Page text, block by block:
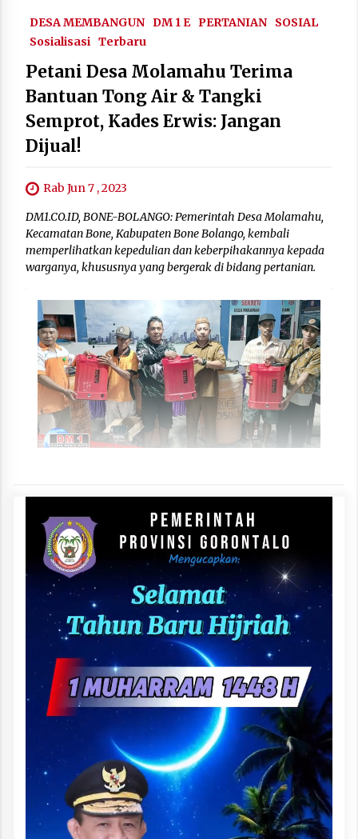
DESA MEMBANGUN DM 1 E PERTANIAN
SOSIAL
Sosialisasi Terbaru
Petani Desa Molamahu Terima
Bantuan Tong Air & Tangki
Semprot, Kades Erwis: Jangan
Dijual!
Rab Jun 7 , 2023
DM1.CO.ID, BONE-BOLANGO: Pemerintah Desa Molamahu,
Kecamatan Bone, Kabupaten Bone Bolango, kembali
memperlihatkan kepedulian dan keberpihakannya kepada
warganya, khususnya yang bergerak di bidang pertanian.